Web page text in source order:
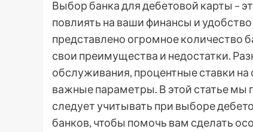
Выбор банка для дебетовой карты –
повлиять на ваши финансы и
представлено огромное количество
свои преимущества и недостатки.
обслуживания, процентные ставки на
важные параметры. В этой статье
следует учитывать при выборе
банков, чтобы помочь вам сделать